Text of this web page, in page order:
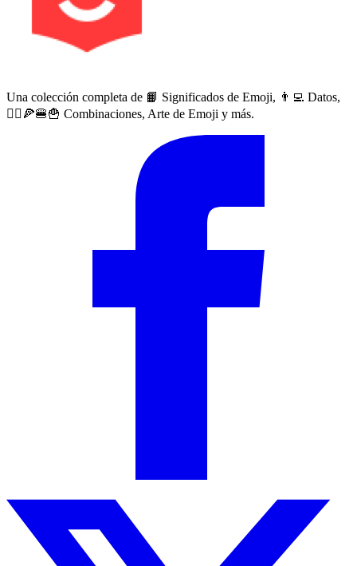
Una colección completa de 📙 Significados de Emoji, 👨‍💻 Datos,
🙅‍♀️🍕🍔🍟 Combinaciones, Arte de Emoji y más.